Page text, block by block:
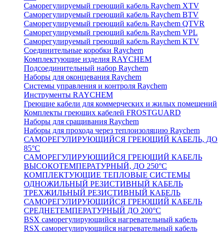
Саморегулируемый греющий кабель Raychem XTV
Саморегулируемый греющий кабель Raychem BTV
Саморегулируемый греющий кабель Raychem QTVR
Саморегулируемый греющий кабель Raychem VPL
Саморегулируемый греющий кабель Raychem KTV
Соединительные коробки Raychem
Комплектующие изделия RAYCHEM
Подсоединительный набор Raychem
Наборы для оконцевания Raychem
Системы управления и контроля Raychem
Инструменты RAYCHEM
Греющие кабели для коммерческих и жилых помещений
Комплекты греющих кабелей FROSTGUARD
Наборы для сращивания Raychem
Наборы для прохода через теплоизоляцию Raychem
САМОРЕГУЛИРУЮЩИЙСЯ ГРЕЮЩИЙ КАБЕЛЬ, ДО
85°С
САМОРЕГУЛИРУЮЩИЙСЯ ГРЕЮЩИЙ КАБЕЛЬ
ВЫСОКОТЕМПЕРАТУРНЫЙ, ДО 250°С
КОМПЛЕКТУЮЩИЕ ТЕПЛОВЫЕ СИСТЕМЫ
ОДНОЖИЛЬНЫЙ РЕЗИСТИВНЫЙ КАБЕЛЬ
ТРЕХЖИЛЬНЫЙ РЕЗИСТИВНЫЙ КАБЕЛЬ
САМОРЕГУЛИРУЮЩИЙСЯ ГРЕЮЩИЙ КАБЕЛЬ
СРЕДНЕТЕМПЕРАТУРНЫЙ ДО 200°С
BSX саморегулирующийся нагревательный кабель
RSX саморегулирующийся нагревательный кабель